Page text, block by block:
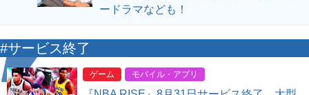
ードラマなども！
#サービス終了
ゲーム モバイル・アプリ